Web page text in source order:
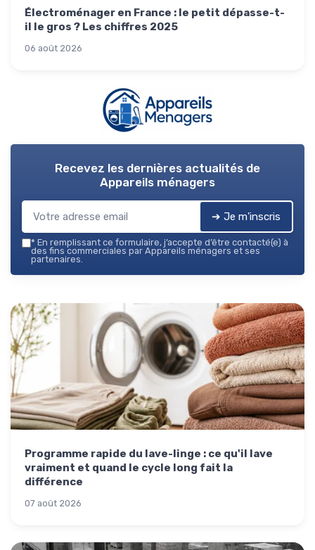
Électroménager en France : le petit dépasse-t-
il le gros ? Les chiffres 2025
06 août 2026
Recevez les dernières actualités de
Appareils ménagers
➔ Je m'inscris
* En remplissant ce formulaire, j’accepte d’être contacté(e) à
des fins commerciales par Appareils ménagers et ses
partenaires.
Programme rapide du lave-linge : ce qu'il lave
vraiment et quand le cycle long fait la
différence
07 août 2026